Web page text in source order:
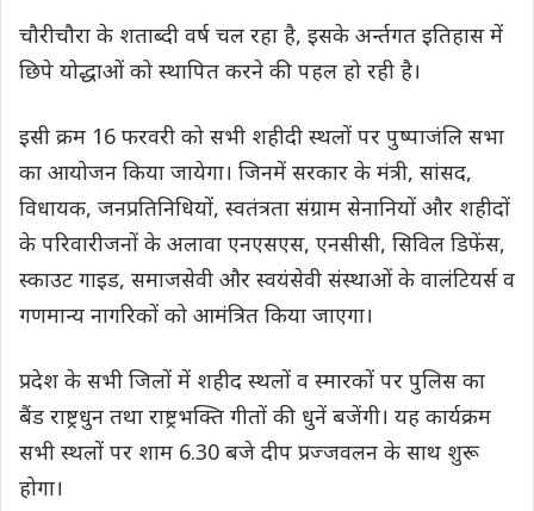
चौरीचौरा के शताब्दी वर्ष चल रहा है, इसके अर्न्तगत इतिहास में
छिपे योद्धाओं को स्थापित करने की पहल हो रही है।
इसी क्रम 16 फरवरी को सभी शहीदी स्थलों पर पुष्पाजंलि सभा
का आयोजन किया जायेगा। जिनमें सरकार के मंत्री, सांसद,
विधायक, जनप्रतिनिधियों, स्वतंत्रता संग्राम सेनानियों और शहीदों
के परिवारीजनों के अलावा एनएसएस, एनसीसी, सिविल डिफेंस,
स्काउट गाइड, समाजसेवी और स्वयंसेवी संस्थाओं के वालंटियर्स व
गणमान्य नागरिकों को आमंत्रित किया जाएगा।
प्रदेश के सभी जिलों में शहीद स्थलों व स्मारकों पर पुलिस का
बैंड राष्ट्रधुन तथा राष्ट्रभक्ति गीतों की धुनें बजेंगी। यह कार्यक्रम
सभी स्थलों पर शाम 6.30 बजे दीप प्रज्‍जवलन के साथ शुरू
होगा।